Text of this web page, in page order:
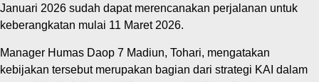
Januari 2026 sudah dapat merencanakan perjalanan untuk
keberangkatan mulai 11 Maret 2026.
Manager Humas Daop 7 Madiun, Tohari, mengatakan
kebijakan tersebut merupakan bagian dari strategi KAI dalam